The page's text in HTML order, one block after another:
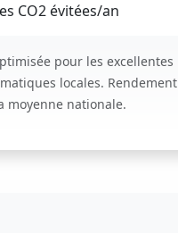
CO2 évitées/an
pour les excellentes
locales. Rendement
moyenne nationale.